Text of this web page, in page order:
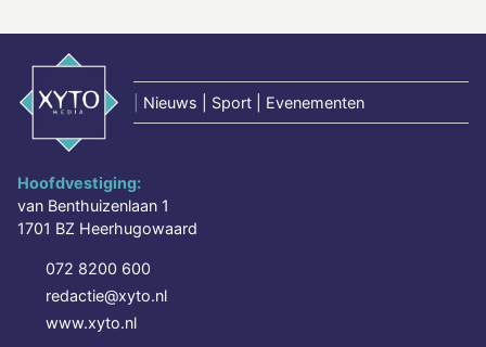
Nieuws | Sport | Evenementen
Hoofdvestiging:
van Benthuizenlaan 1
1701 BZ Heerhugowaard
072 8200 600
redactie@xyto.nl
www.xyto.nl